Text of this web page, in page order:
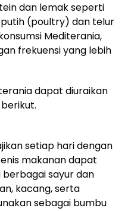
dan lemak seperti
putih (poultry) dan telur
Mediterania,
frekuensi yang lebih
dapat diuraikan
setiap hari dengan
makanan dapat
sayur dan
kacang, serta
sebagai bumbu